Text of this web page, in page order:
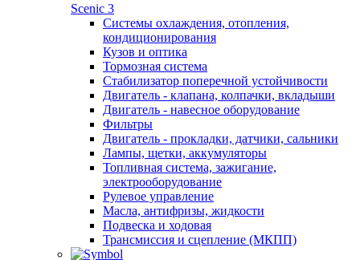
Scenic 3
Системы охлаждения, отопления,
кондиционирования
Кузов и оптика
Тормозная система
Стабилизатор поперечной устойчивости
Двигатель - клапана, колпачки, вкладыши
Двигатель - навесное оборудование
Фильтры
Двигатель - прокладки, датчики, сальники
Лампы, щетки, аккумуляторы
Топливная система, зажигание,
электрооборудование
Рулевое управление
Масла, антифризы, жидкости
Подвеска и ходовая
Трансмиссия и сцепление (МКПП)